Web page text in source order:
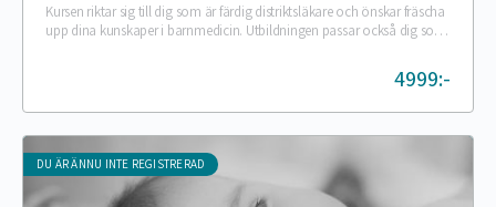
Kursen riktar sig till dig som är färdig distriktsläkare och önskar fräscha
upp dina kunskaper i barnmedicin. Utbildningen passar också dig som
4999:-
DU ÄR ÄNNU INTE REGISTRERAD